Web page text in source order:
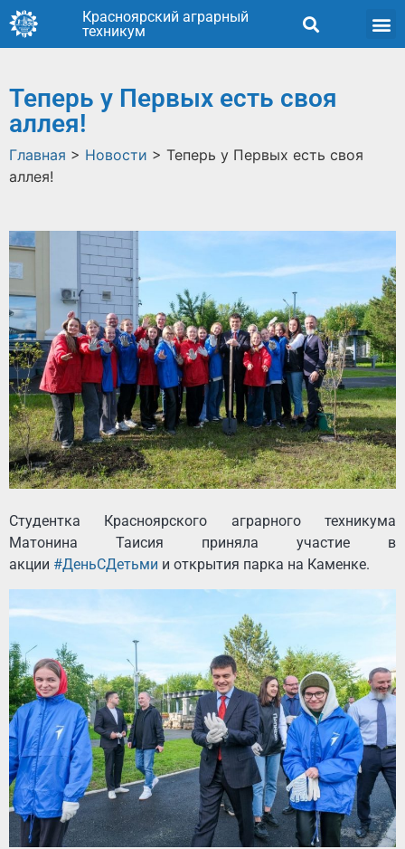
Красноярский аграрный
техникум
Теперь у Первых есть своя
аллея!
Главная > Новости > Теперь у Первых есть своя
аллея!
Студентка Красноярского аграрного техникума
Матонина Таисия приняла участие в
акции #ДеньСДетьми и открытия парка на Каменке.